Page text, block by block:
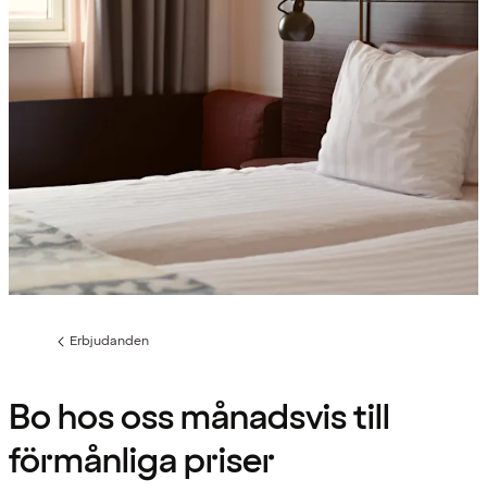
Föregående
Erbjudanden
Bo hos oss månadsvis till
förmånliga priser